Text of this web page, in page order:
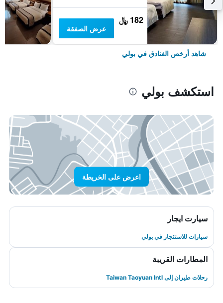
182 ﷼
عرض الصفقة
شاهد أرخص الفنادق في بولي
استكشف بولي
اعرض على الخريطة
سيارت ايجار
سيارات للاستئجار في بولي
المطارات القريبة
رحلات طيران إلى Taiwan Taoyuan Intl